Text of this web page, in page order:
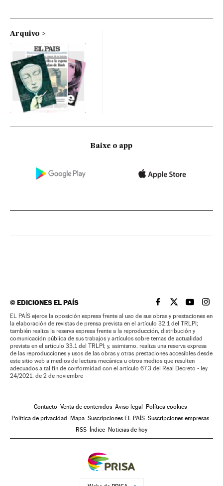
Arquivo
Baixe o app
©EDICIONES EL PAÍS EL PAÍS BRASIL EN
EL PAÍSEL PAÍS
EL
EL PAÍS ejerce la oposición expresa frente al uso de sus obras y prestaciones en
la elaboración de revistas de prensa prevista en el artículo 32.1 del TRLPI;
también realiza la reserva expresa frente a la reproducción, distribución y
comunicación pública de sus trabajos y artículos sobre temas de actualidad
prevista en el artículo 33.1 del TRLPI; y, asimismo, realiza una reserva expresa
de las reproducciones y usos de las obras y otras prestaciones accesibles desde
este sitio web a medios de lectura mecánica u otros medios que resulten
adecuados a tal fin de conformidad con el artículo 67.3 del Real Decreto - ley
24/2021, de 2 de noviembre
Contacto Venta de contenidos Aviso legal Política cookies
Política de privacidad Mapa Suscripciones EL PAÍS Suscripciones empresas
RSS Índice Noticias de hoy